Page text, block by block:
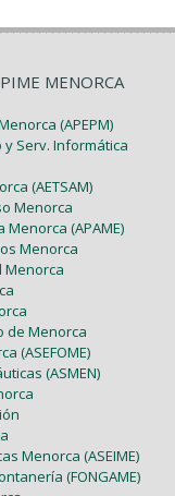
MENORCA
(APEPM)
y Serv. Informática
(AETSAM)
Menorca
(APAME)
Menorca
Menorca
de Menorca
(ASEFOME)
(ASMEN)
Menorca (ASEIME)
(FONGAME)